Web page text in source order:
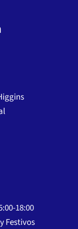
18:00
Festivos